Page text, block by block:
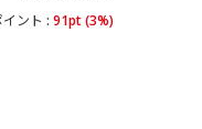
ント : 91pt (3%)